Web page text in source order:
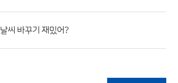
날씨 바꾸기 재밌어?